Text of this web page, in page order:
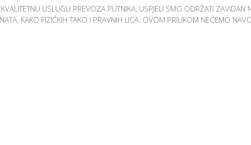
USLUGU PREVOZA PUTNIKA, USPJELI SMO ODRŽATI ZAVIDAN
KAKO FIZIČKIH TAKO I PRAVNIH LICA. OVOM PRILIKOM NEĆEMO